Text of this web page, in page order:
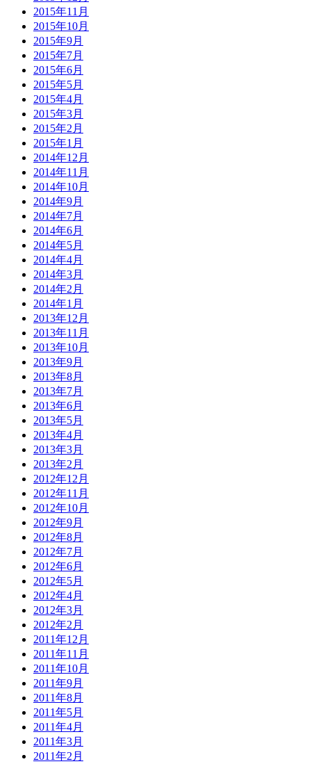
2015年11月
2015年10月
2015年9月
2015年7月
2015年6月
2015年5月
2015年4月
2015年3月
2015年2月
2015年1月
2014年12月
2014年11月
2014年10月
2014年9月
2014年7月
2014年6月
2014年5月
2014年4月
2014年3月
2014年2月
2014年1月
2013年12月
2013年11月
2013年10月
2013年9月
2013年8月
2013年7月
2013年6月
2013年5月
2013年4月
2013年3月
2013年2月
2012年12月
2012年11月
2012年10月
2012年9月
2012年8月
2012年7月
2012年6月
2012年5月
2012年4月
2012年3月
2012年2月
2011年12月
2011年11月
2011年10月
2011年9月
2011年8月
2011年5月
2011年4月
2011年3月
2011年2月